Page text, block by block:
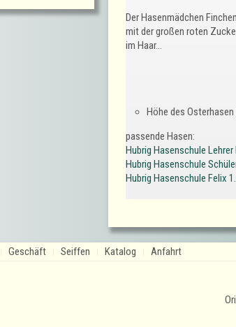
Der Hasenmädchen
mit der großen roten
im Haar...
Höhe des
passende Hasen:
Hubrig Hasenschule
Hubrig Hasenschule
Hubrig Hasenschule Felix
Geschäft Seiffen Katalog Anfahrt